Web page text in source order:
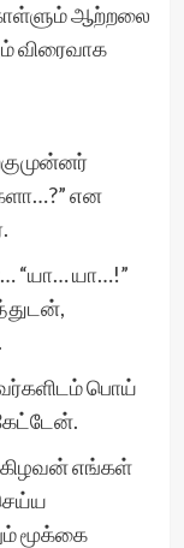
ஆற்றலை
விரைவாக
என
“யா… யா…!”
பொய்
எங்கள்
மூக்கை